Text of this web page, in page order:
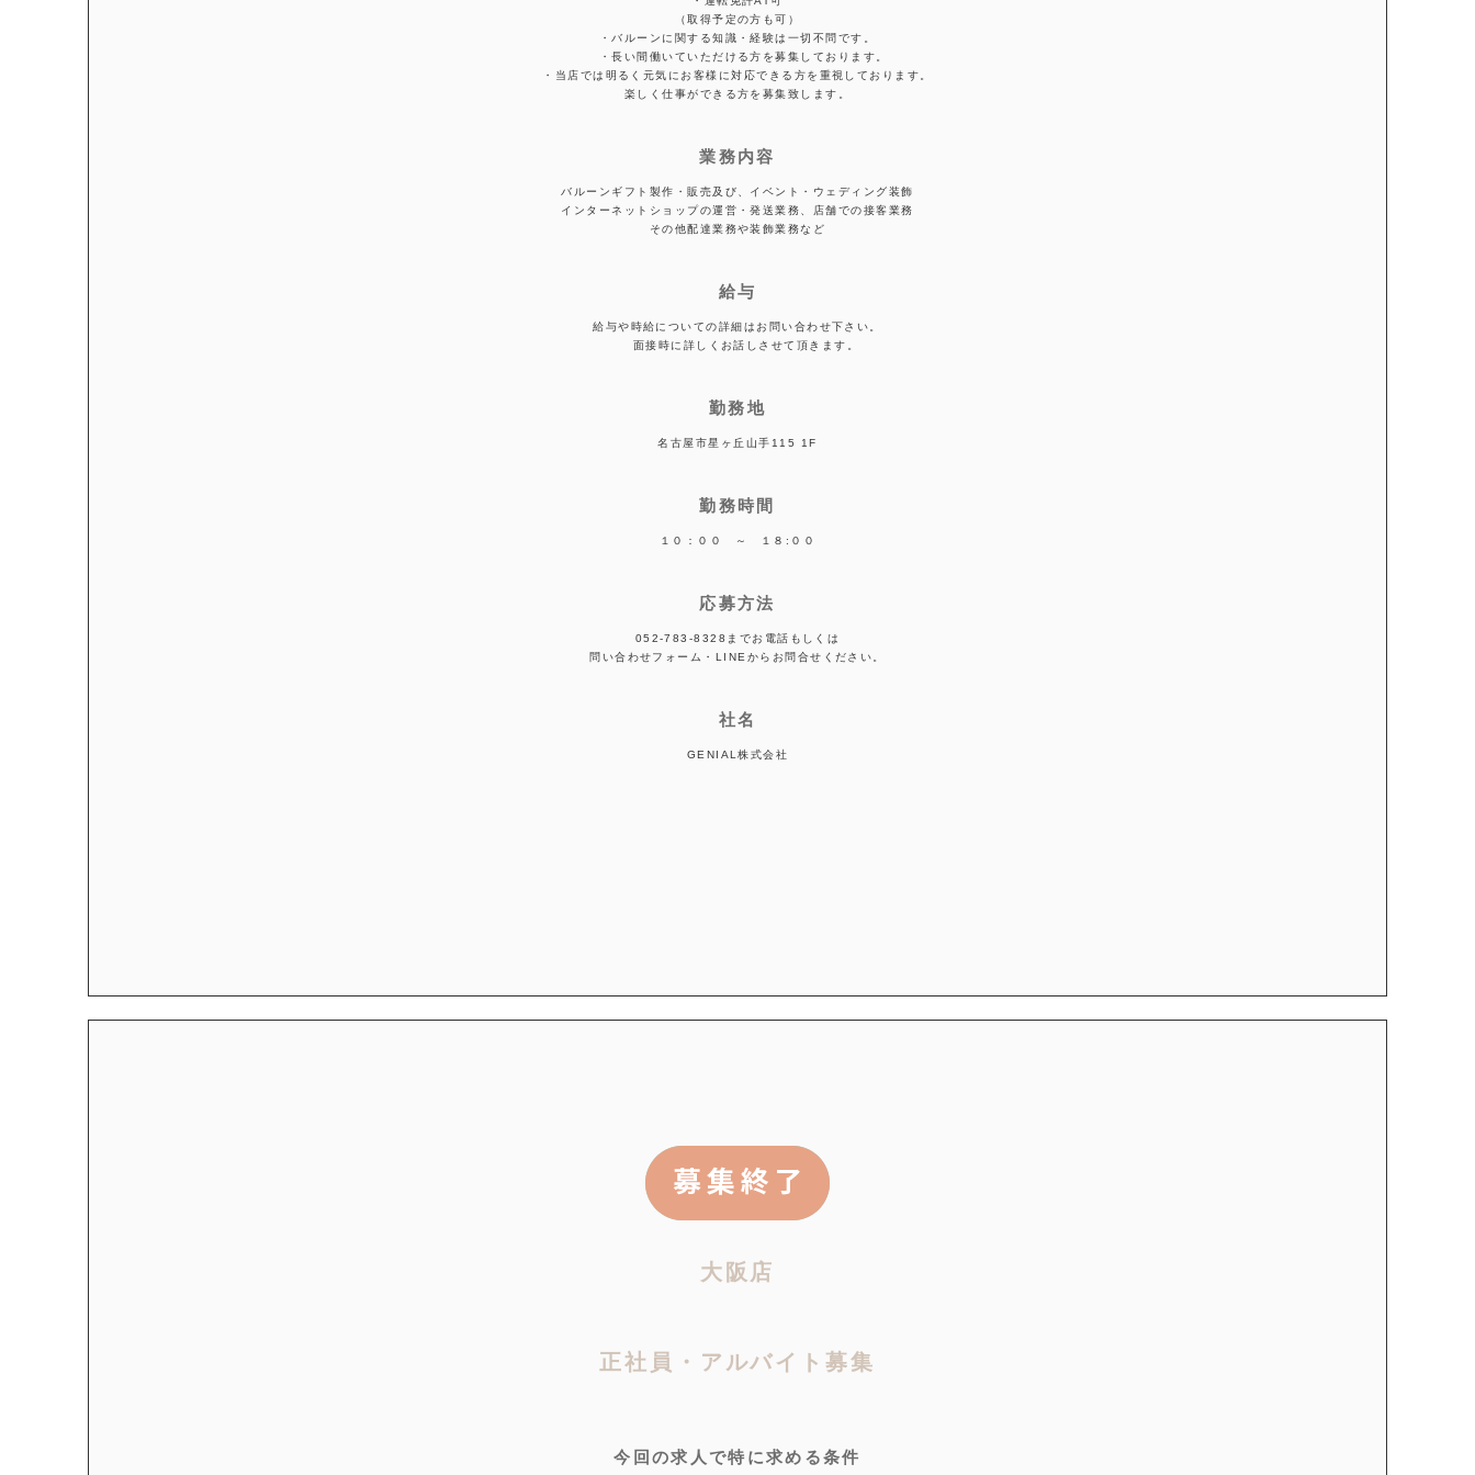
（取得予定の方も可）
・バルーンに関する知識・経験は一切不問です。
・長い間働いていただける方を募集しております。
・当店では明るく元気にお客様に対応できる方を重視しております。
楽しく仕事ができる方を募集致します。
業務内容
バルーンギフト製作・販売及び、イベント・ウェディング装飾
インターネットショップの運営・発送業務、店舗での接客業務
その他配達業務や装飾業務など
給与
給与や時給についての詳細はお問い合わせ下さい。
面接時に詳しくお話しさせて頂きます。
勤務地
名古屋市星ヶ丘山手115 1F
勤務時間
１０：００ ～ １８:００
応募方法
052-783-8328までお電話もしくは
問い合わせフォーム・LINEからお問合せください。
社名
GENIAL株式会社
大阪店
正社員・アルバイト募集
今回の求人で特に求める条件